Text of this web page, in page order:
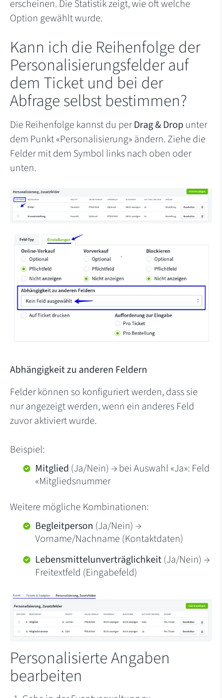
erscheinen. Die Statistik zeigt, wie oft welche
Option gewählt wurde.
Kann ich die Reihenfolge der
Personalisierungsfelder auf
dem Ticket und bei der
Abfrage selbst bestimmen?
Die Reihenfolge kannst du perDrag & Drop unter
dem Punkt «Personalisierung» ändern. Ziehe die
Felder mit dem Symbol links nach oben oder
unten.
Abhängigkeit zu anderen Feldern
Felder können so konfiguriert werden, dass sie
nur angezeigt werden, wenn ein anderes Feld
zuvor aktiviert wurde.
Beispiel:
Mitglied (Ja/Nein) → bei Auswahl «Ja»: Feld
«Mitgliedsnummer
Weitere mögliche Kombinationen:
Begleitperson (Ja/Nein) →
Vorname/Nachname (Kontaktdaten)
Lebensmittelunverträglichkeit(Ja/Nein) →
Freitextfeld (Eingabefeld)
Personalisierte Angaben
bearbeiten